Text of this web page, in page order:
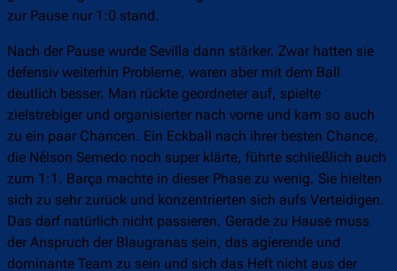
zur Pause nur 1:0 stand.
Nach der Pause wurde Sevilla dann stärker. Zwar hatten sie
defensiv weiterhin Probleme, waren aber mit dem Ball
deutlich besser. Man rückte geordneter auf, spielte
zielstrebiger und organisierter nach vorne und kam so auch
zu ein paar Chancen. Ein Eckball nach ihrer besten Chance,
die Nélson Semedo noch super klärte, führte schließlich auch
zum 1:1. Barça machte in dieser Phase zu wenig. Sie hielten
sich zu sehr zurück und konzentrierten sich aufs Verteidigen.
Das darf natürlich nicht passieren. Gerade zu Hause muss
der Anspruch der Blaugranas sein, das agierende und
dominante Team zu sein und sich das Heft nicht aus der